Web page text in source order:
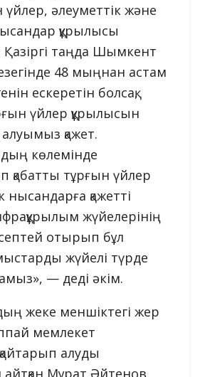
үйлер, әлеуметтік және
құрылысы
таңда Шымкент
48 мыңнан астам
ескеретін болсақ,
үйлер құрылысын
қажет.
көлемінде
қабатты тұрғын үйлер
нысандарға қажетті
жүйелерінің
отырып бұл
жүйелі түрде
— деді әкім.
жеке меншіктегі жер
мемлекет
алуды